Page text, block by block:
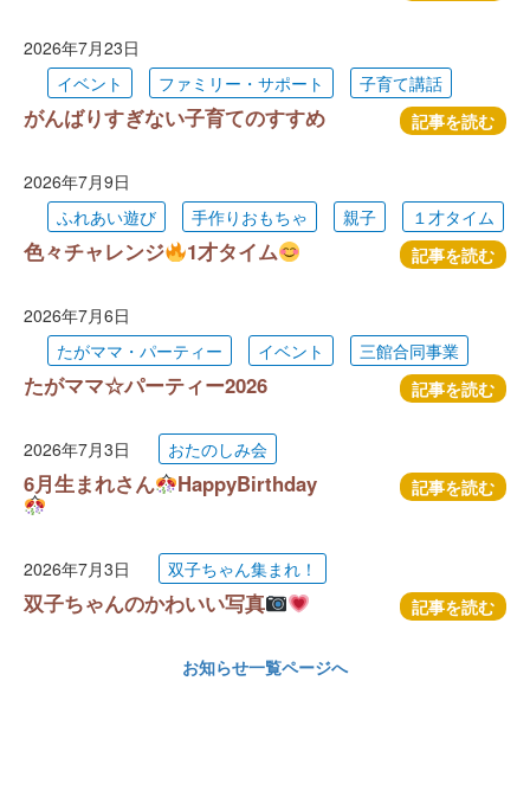
2026年7月23日
イベント
ファミリー・サポート 子育て講話
がんばりすぎない子育てのすすめ 記事を読む
2026年7月9日
ふれあい遊び
手作りおもちゃ 親子 １才タイム
色々チャレンジ 1才タイム 記事を読む
2026年7月6日
たがママ・パーティー
イベント 三館合同事業
たがママ☆パーティー2026 記事を読む
2026年7月3日 おたのしみ会
6月生まれさん HappyBirthday 記事を読む
2026年7月3日 双子ちゃん集まれ！
双子ちゃんのかわいい写真 記事を読む
お知らせ一覧ページへ